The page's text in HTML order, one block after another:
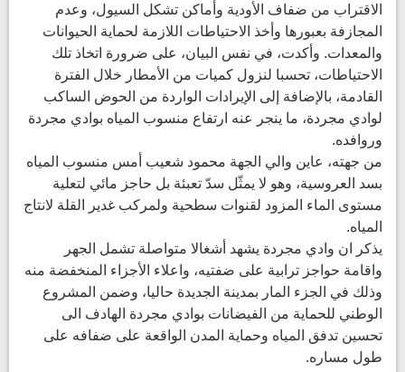
الاقتراب من ضفاف الأودية وأماكن تشكل السيول، وعدم
المجازفة بعبورها وأخذ الاحتياطات اللازمة لحماية الحيوانات
والمعدات. وأكدت، في نفس البيان، على ضرورة اتخاذ تلك
الاحتياطات، تحسبا لنزول كميات من الأمطار خلال الفترة
القادمة، بالإضافة إلى الإيرادات الواردة من الحوض الساكب
لوادي مجردة، ما ينجر عنه ارتفاع منسوب المياه بوادي مجردة
وروافده.
من جهته، عاين والي الجهة محمود شعيب أمس منسوب المياه
بسد العروسية، وهو لا يمثّل سدّ تعبئة بل حاجز مائي لتعلية
مستوى الماء المزود لقنوات سطحية ولمركب غدير القلة لانتاج
المياه.
يذكر ان وادي مجردة يشهد أشغالا متواصلة تشمل الجهر
واقامة حواجز ترابية على ضفتيه، واعلاء الأجزاء المنخفضة منه
وذلك في الجزء المار بمدينة الجديدة حاليا، وضمن المشروع
الوطني للحماية من الفيضانات بوادي مجردة الهادف الى
تحسين تدفق المياه وحماية المدن الواقعة على ضفافه على
طول مساره.